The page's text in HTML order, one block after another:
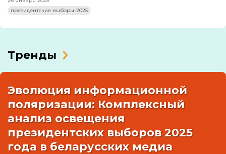
президентские выборы-2025
Тренды
Эволюция информационной
поляризации: Комплексный
анализ освещения
президентских выборов 2025
года в беларусских медиа